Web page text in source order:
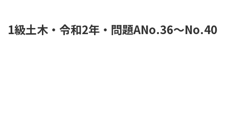
1級土木・令和2年・問題ANo.36～No.40